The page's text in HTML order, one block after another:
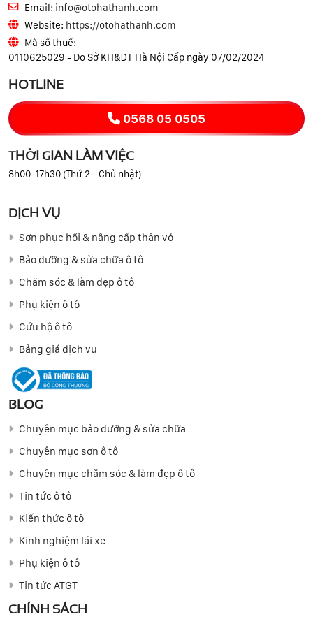
Email: info@otohathanh.com
Website: https://otohathanh.com
Mã số thuế:
0110625029 - Do Sở KH&ĐT Hà Nội Cấp ngày 07/02/2024
HOTLINE
0568 05 0505
THỜI GIAN LÀM VIỆC
8h00-17h30 (Thứ 2 - Chủ nhật)
DỊCH VỤ
Sơn phục hồi & nâng cấp thân vỏ
Bảo dưỡng & sửa chữa ô tô
Chăm sóc & làm đẹp ô tô
Phụ kiện ô tô
Cứu hộ ô tô
Bảng giá dịch vụ
BLOG
Chuyên mục bảo dưỡng & sửa chữa
Chuyên mục sơn ô tô
Chuyên mục chăm sóc & làm đẹp ô tô
Tin tức ô tô
Kiến thức ô tô
Kinh nghiệm lái xe
Phụ kiện ô tô
Tin tức ATGT
CHÍNH SÁCH